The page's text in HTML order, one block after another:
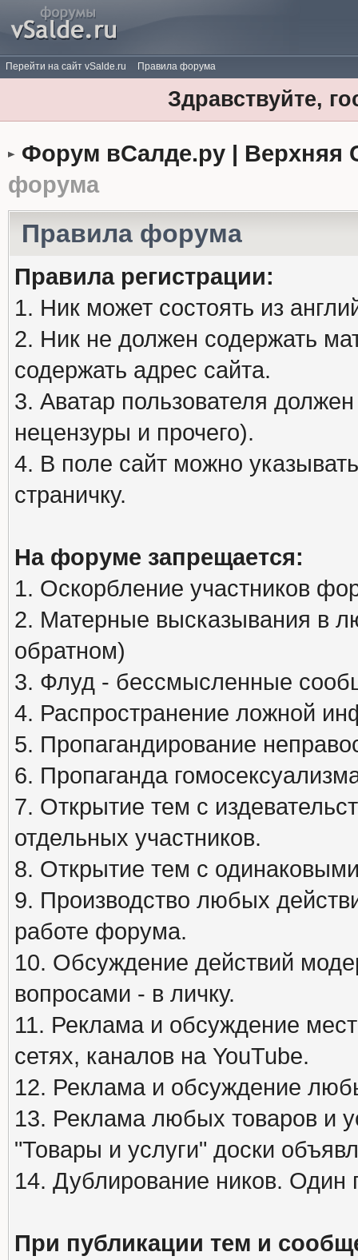
Перейти на сайт vSalde.ru Правила форума
Здравствуйте,
Форум вСалде.ру | Верхняя
форума
Правила форума
Правила регистрации:
1. Ник может состоять из
2. Ник не должен содержать
содержать адрес сайта.
3. Аватар пользователя
нецензуры и прочего).
4. В поле сайт можно
страничку.
На форуме запрещается:
1. Оскорбление участников
2. Матерные высказывания в
обратном)
3. Флуд - бессмысленные
4. Распространение ложной
5. Пропагандирование
6. Пропаганда
7. Открытие тем с
отдельных участников.
8. Открытие тем с
9. Производство любых
работе форума.
10. Обсуждение действий
вопросами - в личку.
11. Реклама и обсуждение
сетях, каналов на YouTube.
12. Реклама и обсуждение
13. Реклама любых товаров и
"Товары и услуги" доски
14. Дублирование ников. Один
При публикации тем и